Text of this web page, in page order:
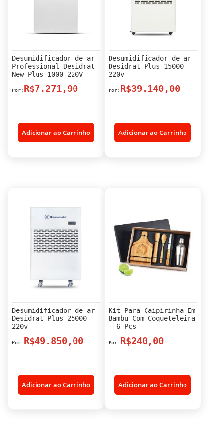
Desumidificador de ar
Professional Desidrat
New Plus 1000-220V
R$7.271,90
Adicionar ao Carrinho
Desumidificador de ar
Desidrat Plus 15000 -
220v
R$39.140,00
Adicionar ao Carrinho
Desumidificador de ar
Desidrat Plus 25000 -
220v
R$49.850,00
Adicionar ao Carrinho
Kit Para Caipirinha Em
Bambu Com Coqueteleira
- 6 Pçs
R$240,00
Adicionar ao Carrinho